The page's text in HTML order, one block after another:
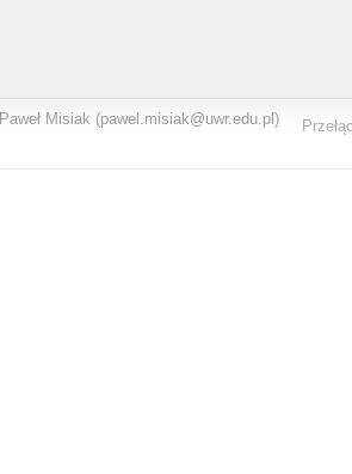
Paweł Misiak (pawel.misiak@uwr.edu.pl)